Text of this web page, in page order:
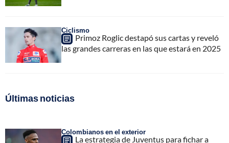
Ciclismo
Primoz Roglic destapó sus cartas y reveló
las grandes carreras en las que estará en 2025
Últimas noticias
Colombianos en el exterior
La estrategia de Juventus para fichar a